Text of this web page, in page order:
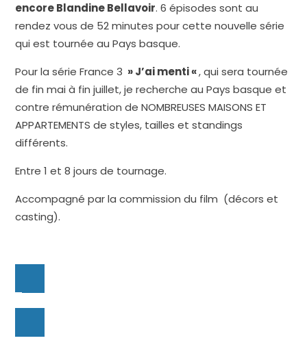
encore Blandine Bellavoir. 6 épisodes sont au
rendez vous de 52 minutes pour cette nouvelle série
qui est tournée au Pays basque.
Pour la série France 3 » J’ai menti «, qui sera tournée
de fin mai à fin juillet, je recherche au Pays basque et
contre rémunération de NOMBREUSES MAISONS ET
APPARTEMENTS de styles, tailles et standings
différents.
Entre 1 et 8 jours de tournage.
Accompagné par la commission du film (décors et
casting).